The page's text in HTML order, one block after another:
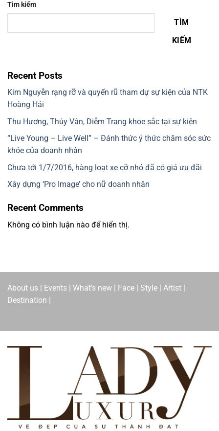
Tìm kiếm
TÌM
KIẾM
Recent Posts
Kim Nguyễn rạng rỡ và quyến rũ tham dự sự kiện của NTK
Hoàng Hải
Thu Hương, Thúy Vân, Diễm Trang khoe sắc tại sự kiện
“Live Young – Live Well” – Đánh thức ý thức chăm sóc sức
khỏe của doanh nhân
Chưa tới 1/7/2016, hàng loạt xe cỡ nhỏ đã có giá ưu đãi
Xây dựng ‘Pro Image’ cho nữ doanh nhân
Recent Comments
Không có bình luận nào để hiển thị.
About us | Events | What’s new | Face | Style | Artist |
Destination |